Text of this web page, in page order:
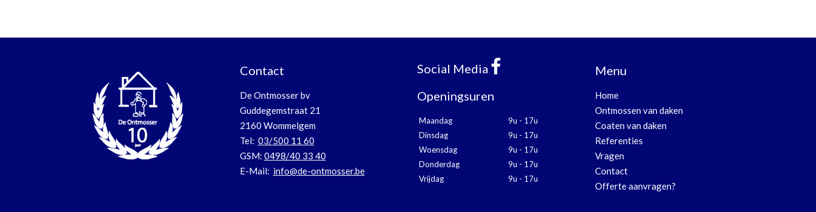
Contact
De Ontmosser bv
Guddegemstraat 21
2160 Wommelgem
Tel: 03/500 11 60
GSM: 0498/40 33 40
E-Mail: info@de-ontmosser.be
Social Media
Openingsuren
Maandag
9u - 17u
Dinsdag
9u - 17u
Woensdag
9u - 17u
Donderdag
9u - 17u
Vrijdag
9u - 17u
Menu
Home
Ontmossen van daken
Coaten van daken
Referenties
Vragen
Contact
Offerte aanvragen?